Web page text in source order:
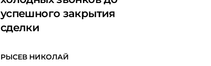
успешного закрытия
сделки
РЫСЕВ НИКОЛАЙ